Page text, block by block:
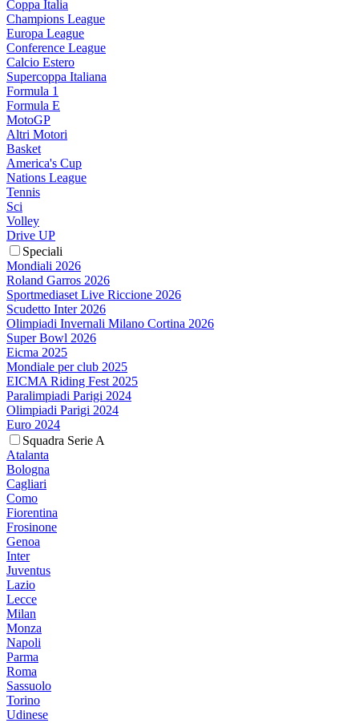
Coppa Italia
Champions League
Europa League
Conference League
Calcio Estero
Supercoppa Italiana
Formula 1
Formula E
MotoGP
Altri Motori
Basket
America's Cup
Nations League
Tennis
Sci
Volley
Drive UP
Speciali
Mondiali 2026
Roland Garros 2026
Sportmediaset Live Riccione 2026
Scudetto Inter 2026
Olimpiadi Invernali Milano Cortina 2026
Super Bowl 2026
Eicma 2025
Mondiale per club 2025
EICMA Riding Fest 2025
Paralimpiadi Parigi 2024
Olimpiadi Parigi 2024
Euro 2024
Squadra Serie A
Atalanta
Bologna
Cagliari
Como
Fiorentina
Frosinone
Genoa
Inter
Juventus
Lazio
Lecce
Milan
Monza
Napoli
Parma
Roma
Sassuolo
Torino
Udinese